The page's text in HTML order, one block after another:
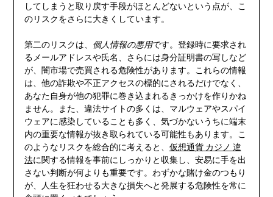
してしまうと取り戻す手段がほとんどないという点が、こ
のリスクをさらに大きくしています。
第二のリスクは、 個人情報の悪用です。登録時に要求され
るメールアドレスや氏名、さらには身分証明書の写しなど
が、闇市場で売買される危険性があります。これらの情報
は、他の詐欺や不正アクセスの標的にされるだけでなく、
あなた自身が他の犯罪に巻き込まれるきっかけを作りかね
ません。また、違法サイトの多くは、マルウェアやスパイ
ウェアに感染していることも多く、気づかないうちに端末
内の重要な情報が抜き取られている可能性もあります。こ
のようなリスクを総合的に考えると、 仮想通貨 カジノ 違
法に関する情報を事前にしっかりと収集し、安易に手を出
さない判断が何よりも重要です。わずかな賭け金のつもり
が、人生を狂わせる大きな損失へと発展する危険性を常に